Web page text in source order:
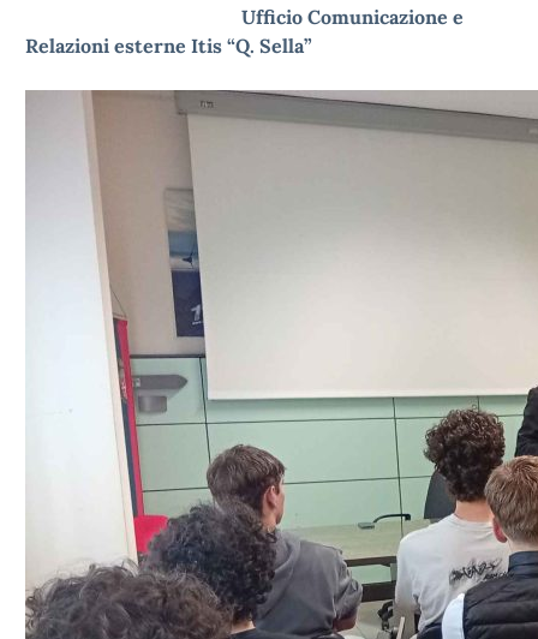
Ufficio Comunicazione e
Relazioni esterne Itis “Q. Sella”